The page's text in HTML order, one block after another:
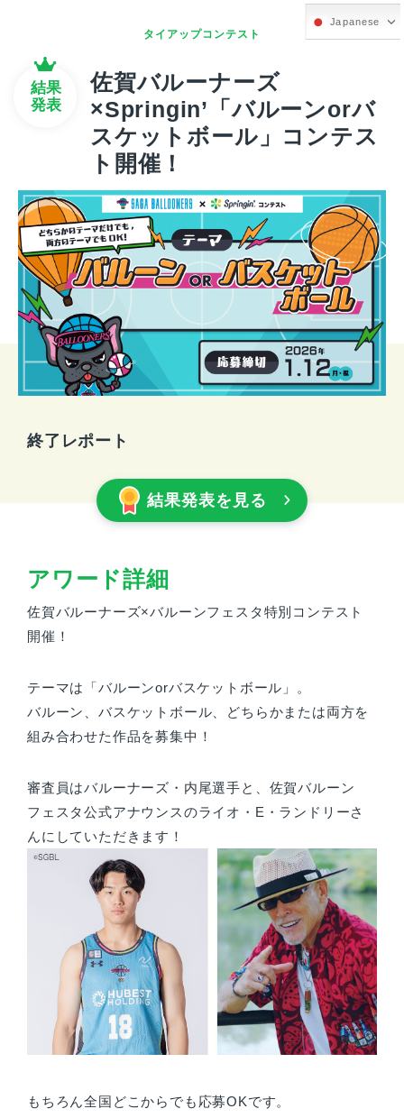
Japanese
タイアップコンテスト
結果
発表
佐賀バルーナーズ
×Springin’「バルーンorバ
スケットボール」コンテス
ト開催！
終了レポート
結果発表を見る
アワード詳細
佐賀バルーナーズ×バルーンフェスタ特別コンテスト
開催！
テーマは「バルーンorバスケットボール」。
バルーン、バスケットボール、どちらかまたは両方を
組み合わせた作品を募集中！
審査員はバルーナーズ・内尾選手と、佐賀バルーン
フェスタ公式アナウンスのライオ・E・ランドリーさ
んにしていただきます！
もちろん全国どこからでも応募OKです。